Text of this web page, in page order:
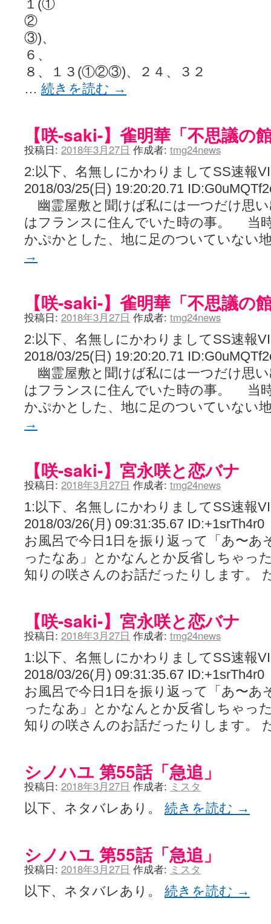
１(①
②
③)、
６、
８、１３(①②③)、２４、３２
… 続きを読む →
【咲-saki-】雀明華「不思議の
投稿日: 2018年3月27日 作成者: tmg24news
2:以下、名無しにかわりましてSS速報
2018/03/25(日) 19:20:20.71
幽霊屋敷と聞けば私には一つだけ思
はフランスに住んでいた時の事。 当
かぷかとした、地に足のついていない
→
【咲-saki-】雀明華「不思議の
投稿日: 2018年3月27日 作成者: tmg24news
2:以下、名無しにかわりましてSS速報
2018/03/25(日) 19:20:20.71
幽霊屋敷と聞けば私には一つだけ思
はフランスに住んでいた時の事。 当
かぷかとした、地に足のついていない
→
【咲-saki-】宮永咲と恋バナ
投稿日: 2018年3月27日 作成者: tmg24news
1:以下、名無しにかわりましてSS速報
2018/03/26(月) 09:31:35.67 ID:+1srTh4r0
お風呂で今日1日を振り返って「あ〜あ
ったなあ」とかなんとか反省しちゃっ
知りの咲さんのお話だったりします。
【咲-saki-】宮永咲と恋バナ
投稿日: 2018年3月27日 作成者: tmg24news
1:以下、名無しにかわりましてSS速報
2018/03/26(月) 09:31:35.67 ID:+1srTh4r0
お風呂で今日1日を振り返って「あ〜あ
ったなあ」とかなんとか反省しちゃっ
知りの咲さんのお話だったりします。
シノハユ 第55話「急追」
投稿日: 2018年3月27日 作成者: ミスタ
以下、ネタバレあり。 続きを読む →
シノハユ 第55話「急追」
投稿日: 2018年3月27日 作成者: ミスタ
以下、ネタバレあり。 続きを読む →